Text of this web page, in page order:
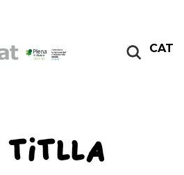
CAT
TITLLA